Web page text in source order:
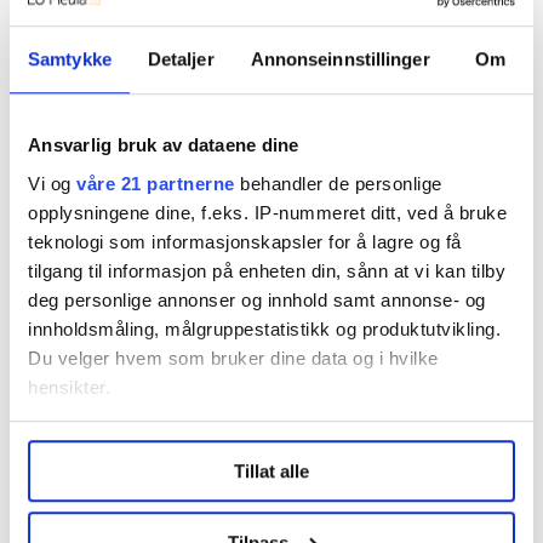
Samtykke Detaljer Annonseinnstillinger Om
Ansvarlig bruk av dataene dine
Vi og våre 21 partnerne behandler de personlige
opplysningene dine, f.eks. IP-nummeret ditt, ved å bruke
teknologi som informasjonskapsler for å lagre og få
tilgang til informasjon på enheten din, sånn at vi kan tilby
deg personlige annonser og innhold samt annonse- og
innholdsmåling, målgruppestatistikk og produktutvikling.
Du velger hvem som bruker dine data og i hvilke
hensikter.
Undermer infokan du lese om hvordan dine personlige
data behandles og hvordan du kan velge hvordan de skal
brukes. Du kan hele tiden endre eller trekke tilbake ditt
samtykke fra erklæringen om informasjonskapsler.
Tillat alle
Vi skriver om ansatte i handel, kontor, luftfart
og reiseliv, finans, forlag, media, samferdsel og
organisasjoner.
Del artikkel